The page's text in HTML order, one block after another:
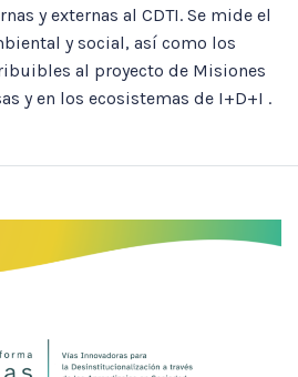
y externas al CDTI. Se mide el
y social, así como los
al proyecto de Misiones
y en los ecosistemas de I+D+I .